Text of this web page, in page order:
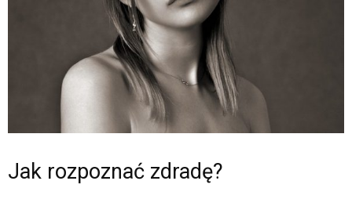
Jak rozpoznać zdradę?